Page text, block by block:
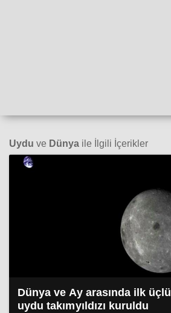
Uydu ve Dünya ile İlgili İçerikler
Dünya ve Ay arasında ilk üçlü
uydu takımyıldızı kuruldu